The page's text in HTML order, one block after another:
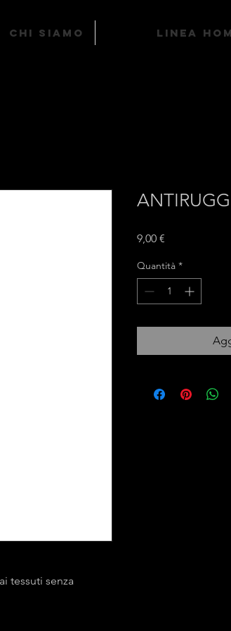
Chi Siamo LINEA
tessuti senza
9,00 €
Quantità *